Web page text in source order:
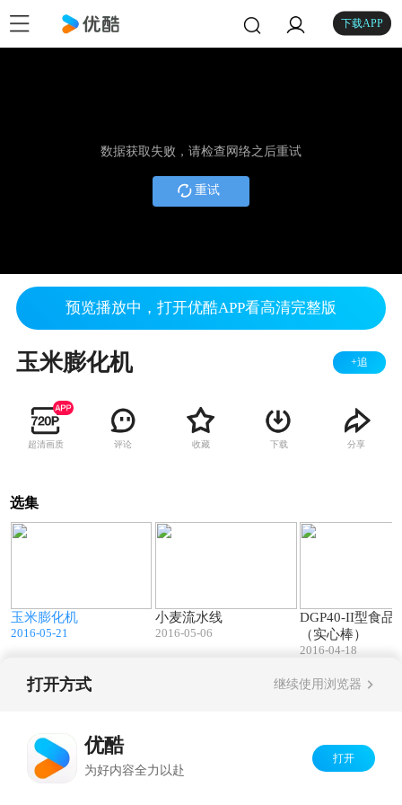
下载APP
数据获取失败，请检查网络之后重试
重试
预览播放中，打开优酷APP看高清完整版
玉米膨化机 +追
超清画质 评论 收藏 下载 分享
选集
玉米膨化机
2016-05-21
小麦流水线
2016-05-06
DGP40-II型食品
（实心棒）
2016-04-18
打开方式 继续使用浏览器
优酷
为好内容全力以赴
打开